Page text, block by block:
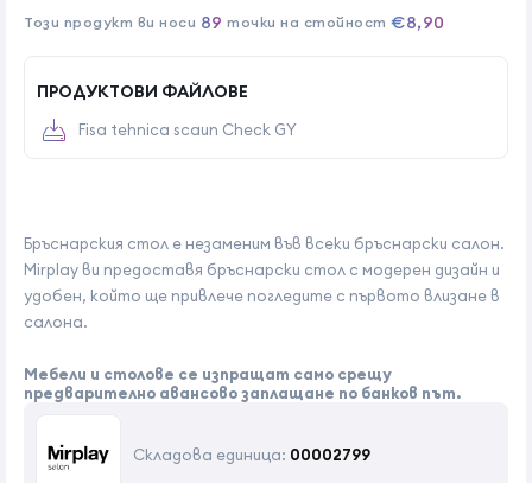
Бръснарския стол е незаменим във всеки бръснарски салон.
Mirplay ви предоставя бръснарски стол с модерен дизайн и
удобен, който ще привлече погледите с първото влизане в
салона.
Мебели и столове се изпращат само срещу
предварително авансово заплащане по банков път.
Складова единица: 00002799
Този продукт ви носи 89 точки на стойност €8,90
ПРОДУКТОВИ ФАЙЛОВЕ
Fisa tehnica scaun Check GY